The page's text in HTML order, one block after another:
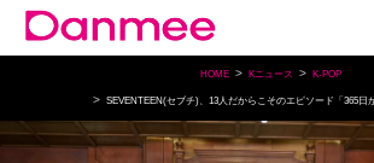
HOME Kニュース K-POP
SEVENTEEN(セブチ)、13人だからこそのエピソード「365日